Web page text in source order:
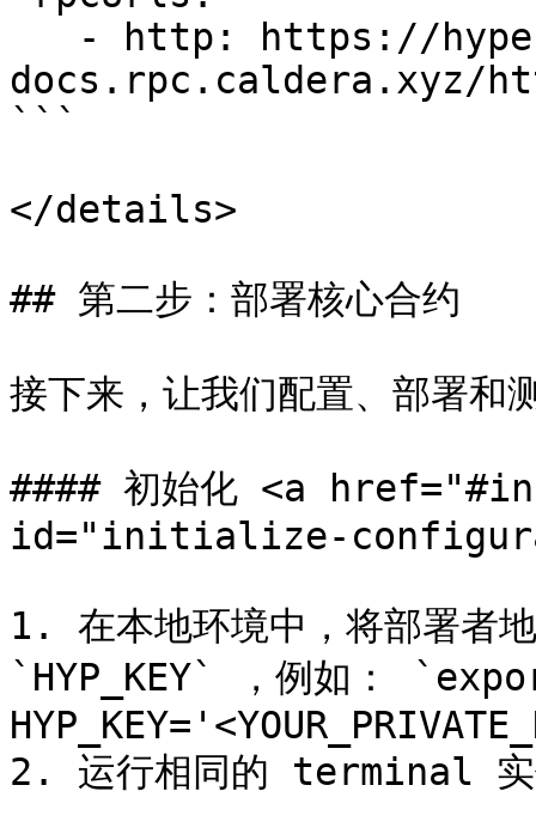
docs.rpc.caldera.xyz/
```
</details>
## 第二步：部署核心合约
接下来，让我们配置、部署和
#### 初始化 <a
id="initialize-
1. 在本地环境中，将部署者
`HYP_KEY` ，例如：
2. 运行相同的 terminal 实